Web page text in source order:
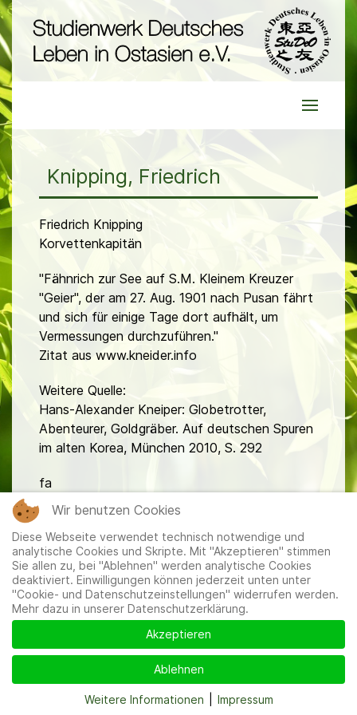
Knipping, Friedrich
Friedrich Knipping
Korvettenkapitän
"Fähnrich zur See auf S.M. Kleinem Kreuzer
"Geier", der am 27. Aug. 1901 nach Pusan fährt
und sich für einige Tage dort aufhält, um
Vermessungen durchzuführen."
Zitat aus www.kneider.info
Weitere Quelle:
Hans-Alexander Kneiper: Globetrotter,
Abenteurer, Goldgräber. Auf deutschen Spuren
im alten Korea, München 2010, S. 292
fa
Mitglieder | Impressum|Datenschutzerklärung|Cookie-
und Datenschutzeinstellungen
Wir benutzen Cookies
Diese Webseite verwendet technisch notwendige und
analytische Cookies und Skripte. Mit "Akzeptieren" stimmen
Sie allen zu, bei "Ablehnen" werden analytische Cookies
deaktiviert. Einwilligungen können jederzeit unten unter
"Cookie- und Datenschutzeinstellungen" widerrufen werden.
Mehr dazu in unserer Datenschutzerklärung.
Akzeptieren
Ablehnen
Weitere Informationen Impressum